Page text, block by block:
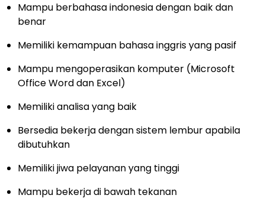
Mampu berbahasa indonesia dengan baik dan
benar
Memiliki kemampuan bahasa inggris yang pasif
Mampu mengoperasikan komputer (Microsoft
Office Word dan Excel)
Memiliki analisa yang baik
Bersedia bekerja dengan sistem lembur apabila
dibutuhkan
Memiliki jiwa pelayanan yang tinggi
Mampu bekerja di bawah tekanan